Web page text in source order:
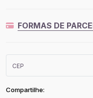
FORMAS DE
Compartilhe: